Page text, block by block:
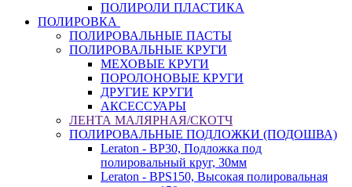
ПОЛИРОЛИ ПЛАСТИКА
ПОЛИРОВКА
ПОЛИРОВАЛЬНЫЕ ПАСТЫ
ПОЛИРОВАЛЬНЫЕ КРУГИ
МЕХОВЫЕ КРУГИ
ПОРОЛОНОВЫЕ КРУГИ
ДРУГИЕ КРУГИ
АКСЕССУАРЫ
ЛЕНТА МАЛЯРНАЯ/СКОТЧ
ПОЛИРОВАЛЬНЫЕ ПОДЛОЖКИ (ПОДОШВА)
Leraton - BP30, Подложка под
полировальный круг, 30мм
Leraton - BPS150, Высокая полировальная